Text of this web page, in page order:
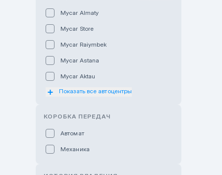
Mycar Almaty
Mycar Store
Mycar Raiymbek
Mycar Astana
Mycar Aktau
Mycar Uralsk
Показать все автоцентры
КОРОБКА ПЕРЕДАЧ
Автомат
Механика